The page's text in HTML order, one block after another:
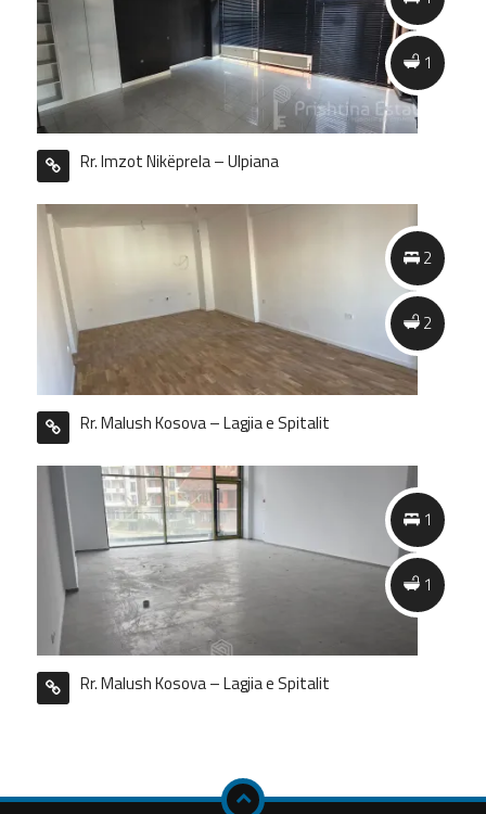
1
Rr. Imzot Nikëprela – Ulpiana
2
2
Rr. Malush Kosova – Lagjia e Spitalit
1
1
Rr. Malush Kosova – Lagjia e Spitalit